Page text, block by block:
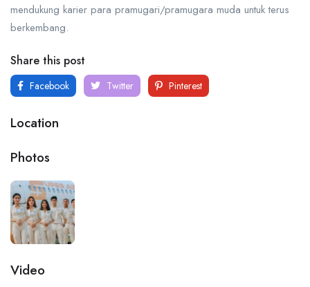
mendukung karier para pramugari/pramugara muda untuk terus
berkembang.
Share this post
Facebook Twitter Pinterest
Location
Photos
Video